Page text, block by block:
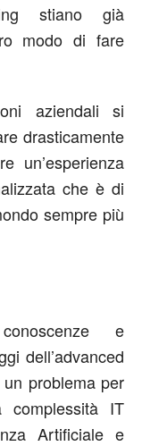
stiano già
modo di fare
aziendali si
drasticamente
un’esperienza
che è di
sempre più
e
dell’advanced
problema per
complessità IT
Artificiale e